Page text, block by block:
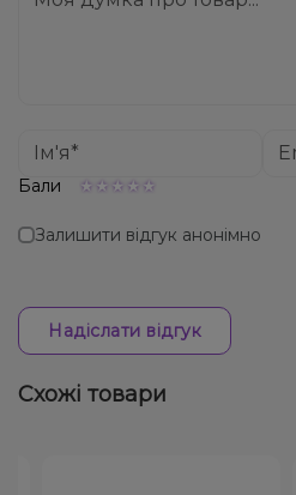
Бали
Залишити відгук анонімно
Надіслати відгук
Схожі товари